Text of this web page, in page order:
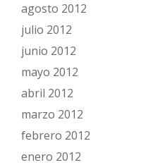
agosto 2012
julio 2012
junio 2012
mayo 2012
abril 2012
marzo 2012
febrero 2012
enero 2012